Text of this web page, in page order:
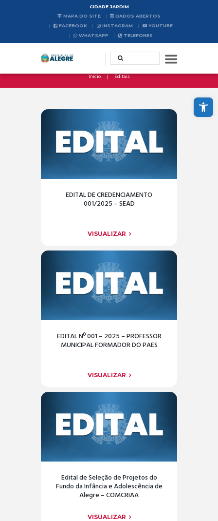
Abrir a barra de ferramentas
CIDADE JARDIM
MAPA DO SITE
DADOS ABERTOS
FACEBOOK
INSTAGRAM
YOUTUBE
WHATSAPP
TELEFONES
Início Editais
EDITAL DE CREDENCIAMENTO
001/2025 – SEAD
VISUALIZAR
EDITAL Nº 001 – 2025 – PROFESSOR
MUNICIPAL FORMADOR DO PAES
VISUALIZAR
Edital de Seleção de Projetos do
Fundo da Infância e Adolescência de
Alegre – COMCRIAA
VISUALIZAR